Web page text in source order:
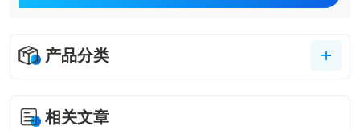
产品分类
相关文章